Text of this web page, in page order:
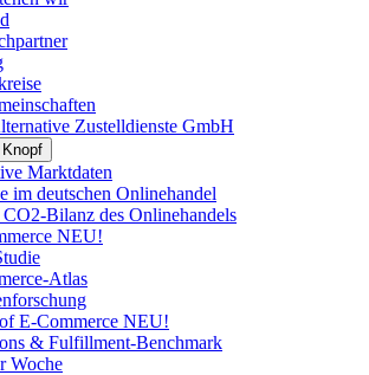
Zustelldienste GmbH
Marktdaten
im deutschen Onlinehandel
Bilanz des Onlinehandels
NEU!
Atlas
E-Commerce NEU!
& Fulfillment-Benchmark
Woche